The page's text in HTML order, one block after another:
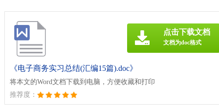
《电子商务实习总结(汇编15篇).doc》
将本文的Word文档下载到电脑，方便收藏和打印
推荐度：
点击下载文档
文档为doc格式